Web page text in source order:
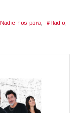
Nadie nos para, Radio,